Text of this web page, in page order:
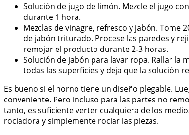
Solución de jugo de limón. Mezcle el jugo
durante 1 hora.
Mezclas de vinagre, refresco y jabón. Tome
de jabón triturado. Procese las paredes y
remojar el producto durante 2-3 horas.
Solución de jabón para lavar ropa. Rallar la
todas las superficies y deja que la solución
Es bueno si el horno tiene un diseño plegable.
conveniente. Pero incluso para las partes no
tanto, es suficiente verter cualquiera de los
rociadora y simplemente rociar las piezas.